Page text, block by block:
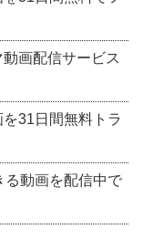
画配信サービス
31日間無料トラ
る動画を配信中で